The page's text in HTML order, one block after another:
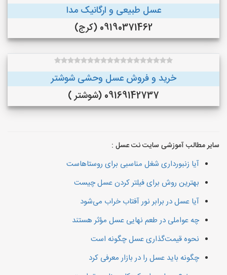
عسل طبیعی و ارگانیک مدا
09190371462 (کرج)
خرید و فروش عسل وحشی شوشتر
09169142737 (شوشتر )
سایر مطالب آموزشی سایت نت عسل :
آیا زنبورداری شغل مناسبی برای روستاهاست
بهترین روش برای فیلتر کردن عسل چیست
آیا عسل در برابر نور آفتاب خراب می‌شود
چه عواملی در طعم نهایی عسل مؤثر هستند
نحوه قیمت‌گذاری عسل چگونه است
چگونه باید عسل را در بازار معرفی کرد